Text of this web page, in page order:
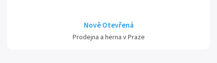
Nově Otevřená
Prodejna a herna v Praze